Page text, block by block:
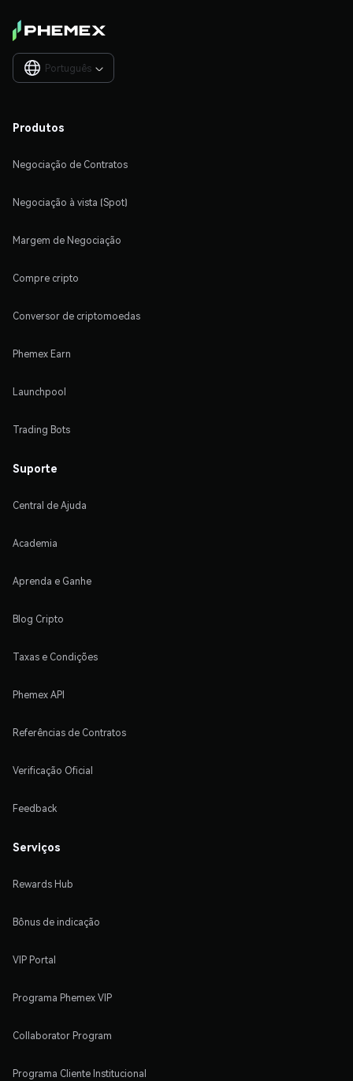
Português 
Produtos
Negociação de Contratos
Negociação à vista (Spot)
Margem de Negociação
Compre cripto
Conversor de criptomoedas
Phemex Earn
Launchpool
Trading Bots
Suporte
Central de Ajuda
Academia
Aprenda e Ganhe
Blog Cripto
Taxas e Condições
Phemex API
Referências de Contratos
Verificação Oficial
Feedback
Serviços
Rewards Hub
Bônus de indicação
VIP Portal
Programa Phemex VIP
Collaborator Program
Programa Cliente Institucional